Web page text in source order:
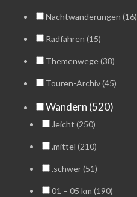
Nachtwanderungen (16)
Radfahren (15)
Themenwege (38)
Touren-Archiv (45)
Wandern (520)
.leicht (250)
.mittel (210)
.schwer (51)
01 – 05 km (190)